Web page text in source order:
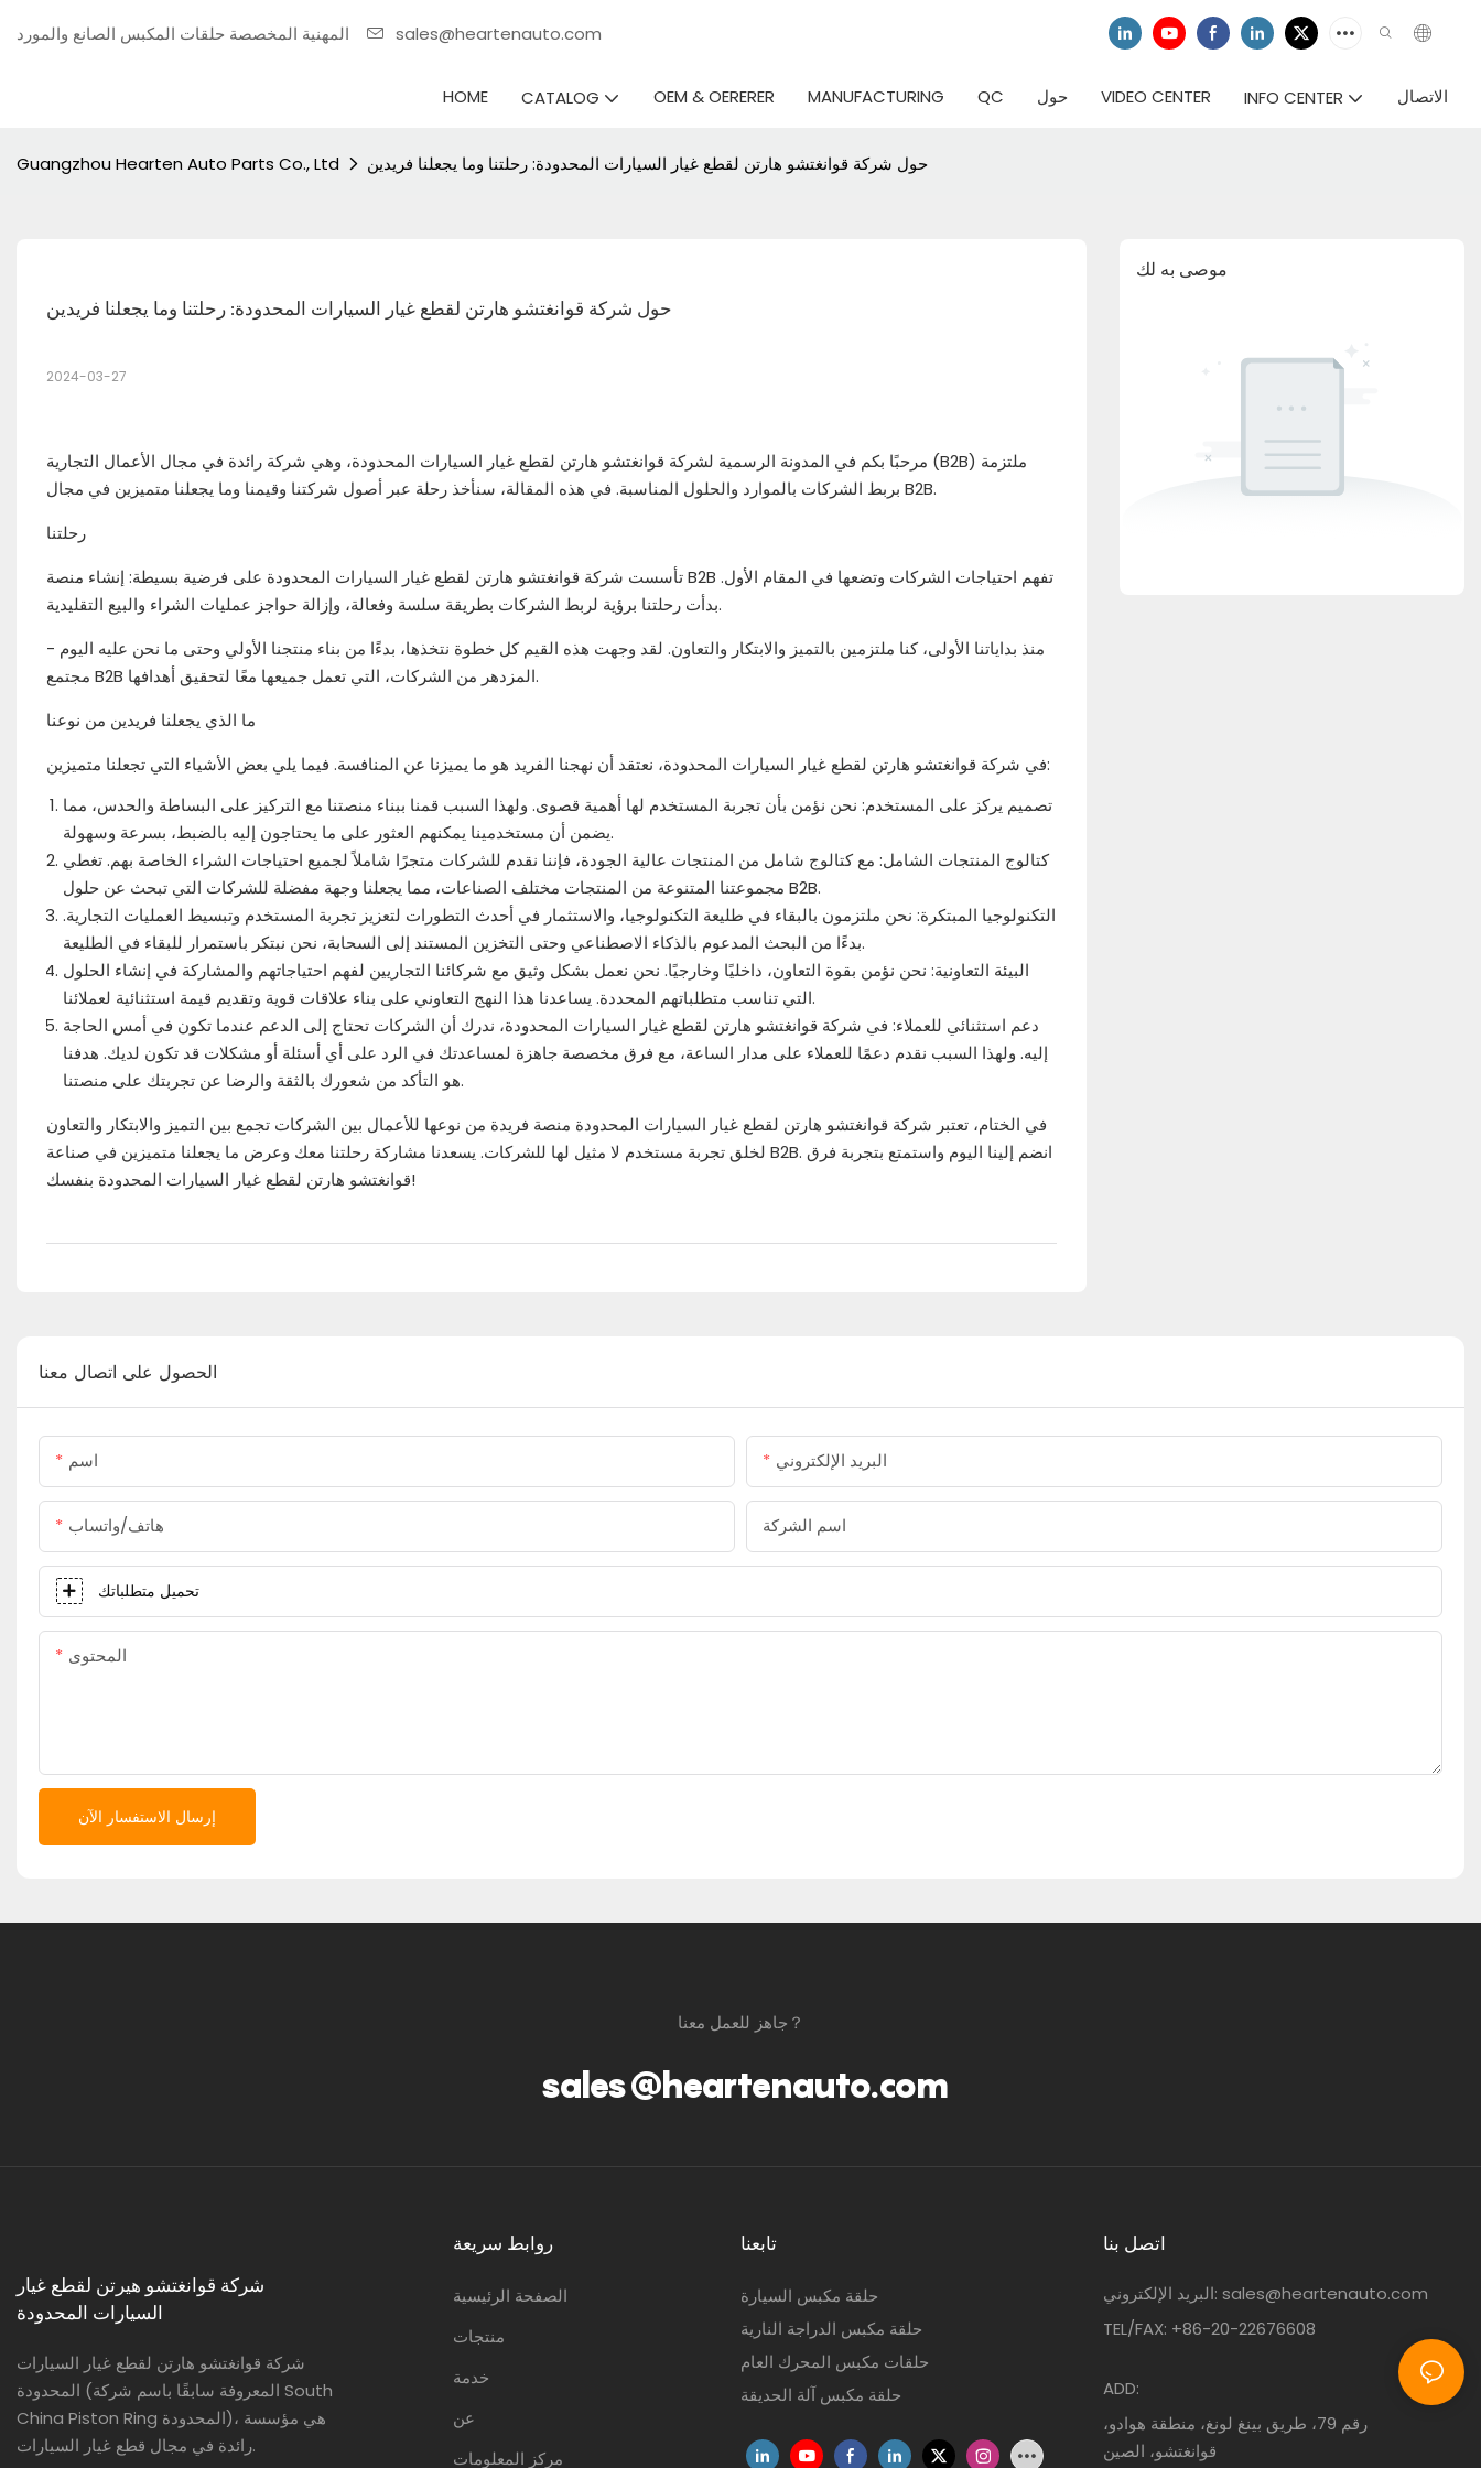
sales@heartenauto.com
HOME CATALOG OEM & OERERER MANUFACTURING QC حول VIDEO CENTER INFO CENTER الاتصال
Guangzhou Hearten Auto Parts Co., Ltd حول شركة قوانغتشو هارتن لقطع غيار السيارات المحدودة: رحلتنا وما يجعلنا فريدين
حول شركة قوانغتشو هارتن لقطع غيار السيارات المحدودة: رحلتنا وما يجعلنا فريدين
2024-03-27
مرحبًا بكم في المدونة الرسمية لشركة قوانغتشو هارتن لقطع غيار السيارات المحدودة، وهي شركة رائدة في مجال الأعمال التجارية (B2B) ملتزمة
بربط الشركات بالموارد والحلول المناسبة. في هذه المقالة، سنأخذ رحلة عبر أصول شركتنا وقيمنا وما يجعلنا متميزين في مجال B2B.
رحلتنا
تأسست شركة قوانغتشو هارتن لقطع غيار السيارات المحدودة على فرضية بسيطة: إنشاء منصة B2B تفهم احتياجات الشركات وتضعها في المقام الأول.
بدأت رحلتنا برؤية لربط الشركات بطريقة سلسة وفعالة، وإزالة حواجز عمليات الشراء والبيع التقليدية.
منذ بداياتنا الأولى، كنا ملتزمين بالتميز والابتكار والتعاون. لقد وجهت هذه القيم كل خطوة نتخذها، بدءًا من بناء منتجنا الأولي وحتى ما نحن عليه اليوم -
مجتمع B2B المزدهر من الشركات، التي تعمل جميعها معًا لتحقيق أهدافها.
ما الذي يجعلنا فريدين من نوعنا
في شركة قوانغتشو هارتن لقطع غيار السيارات المحدودة، نعتقد أن نهجنا الفريد هو ما يميزنا عن المنافسة. فيما يلي بعض الأشياء التي تجعلنا متميزين:
تصميم يركز على المستخدم: نحن نؤمن بأن تجربة المستخدم لها أهمية قصوى. ولهذا السبب قمنا ببناء منصتنا مع التركيز على البساطة والحدس، مما
يضمن أن مستخدمينا يمكنهم العثور على ما يحتاجون إليه بالضبط، بسرعة وسهولة.
كتالوج المنتجات الشامل: مع كتالوج شامل من المنتجات عالية الجودة، فإننا نقدم للشركات متجرًا شاملاً لجميع احتياجات الشراء الخاصة بهم. تغطي
مجموعتنا المتنوعة من المنتجات مختلف الصناعات، مما يجعلنا وجهة مفضلة للشركات التي تبحث عن حلول B2B.
التكنولوجيا المبتكرة: نحن ملتزمون بالبقاء في طليعة التكنولوجيا، والاستثمار في أحدث التطورات لتعزيز تجربة المستخدم وتبسيط العمليات التجارية.
بدءًا من البحث المدعوم بالذكاء الاصطناعي وحتى التخزين المستند إلى السحابة، نحن نبتكر باستمرار للبقاء في الطليعة.
البيئة التعاونية: نحن نؤمن بقوة التعاون، داخليًا وخارجيًا. نحن نعمل بشكل وثيق مع شركائنا التجاريين لفهم احتياجاتهم والمشاركة في إنشاء الحلول
التي تناسب متطلباتهم المحددة. يساعدنا هذا النهج التعاوني على بناء علاقات قوية وتقديم قيمة استثنائية لعملائنا.
دعم استثنائي للعملاء: في شركة قوانغتشو هارتن لقطع غيار السيارات المحدودة، ندرك أن الشركات تحتاج إلى الدعم عندما تكون في أمس الحاجة
إليه. ولهذا السبب نقدم دعمًا للعملاء على مدار الساعة، مع فرق مخصصة جاهزة لمساعدتك في الرد على أي أسئلة أو مشكلات قد تكون لديك. هدفنا
هو التأكد من شعورك بالثقة والرضا عن تجربتك على منصتنا.
في الختام، تعتبر شركة قوانغتشو هارتن لقطع غيار السيارات المحدودة منصة فريدة من نوعها للأعمال بين الشركات تجمع بين التميز والابتكار والتعاون
لخلق تجربة مستخدم لا مثيل لها للشركات. يسعدنا مشاركة رحلتنا معك وعرض ما يجعلنا متميزين في صناعة B2B. انضم إلينا اليوم واستمتع بتجربة فرق
قوانغتشو هارتن لقطع غيار السيارات المحدودة بنفسك!
موصى به لك
الحصول على اتصال معنا
اسم البريد الإلكتروني
هاتف/واتساب اسم الشركة
تحميل متطلباتك
المحتوى
إرسال الاستفسار الآن
جاهز للعمل معنا？
sales@heartenauto.com
شركة قوانغتشو هيرتن لقطع غيار
السيارات المحدودة
شركة قوانغتشو هارتن لقطع غيار السيارات
المحدودة (المعروفة سابقًا باسم شركة South
China Piston Ring المحدودة)، هي مؤسسة
رائدة في مجال قطع غيار السيارات.
روابط سريعة
الصفحة الرئيسية
منتجات
خدمة
عن
مركز المعلومات
تابعنا
حلقة مكبس السيارة
حلقة مكبس الدراجة النارية
حلقات مكبس المحرك العام
حلقة مكبس آلة الحديقة
اتصل بنا
البريد الإلكتروني: sales@heartenauto.com
TEL/FAX: +86-20-22676608
ADD:
رقم 79، طريق بينغ لونغ، منطقة هوادو،
قوانغتشو، الصين